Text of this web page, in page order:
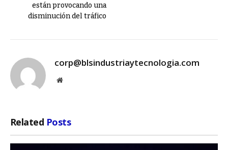
están provocando una
disminución del tráfico
corp@blsindustriaytecnologia.com
Website
Related Posts